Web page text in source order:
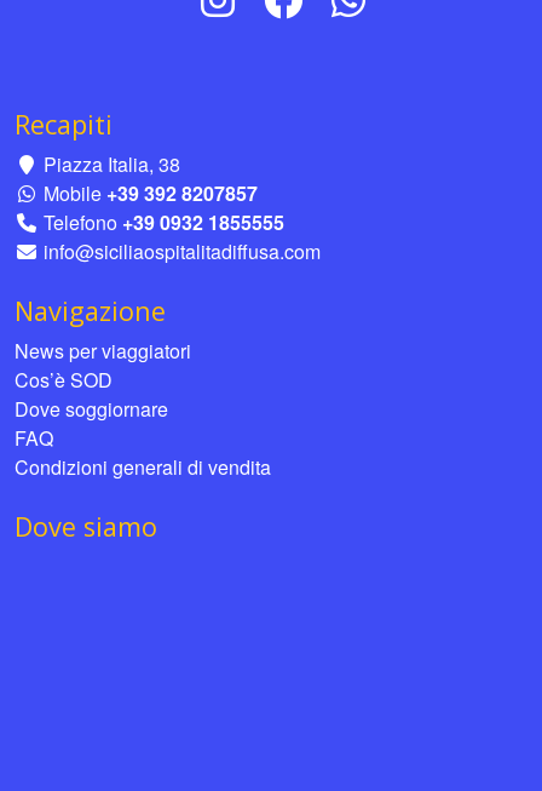
Recapiti
Piazza Italia, 38
Mobile +39 392 8207857
Telefono +39 0932 1855555
info@siciliaospitalitadiffusa.com
Navigazione
News per viaggiatori
Cos’è SOD
Dove soggiornare
FAQ
Condizioni generali di vendita
Dove siamo